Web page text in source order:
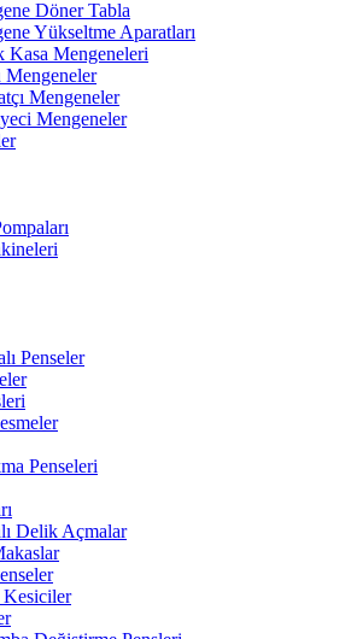
Döner Tabla
Yükseltme Aparatları
Kasa Mengeneleri
Mengeneler
Mengeneler
Mengeneler
Penseler
Penseleri
Delik Açmalar